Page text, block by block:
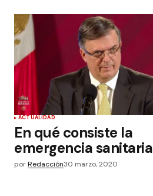
ACTUALIDAD
En qué consiste la
emergencia sanitaria
porRedacción30 marzo, 2020